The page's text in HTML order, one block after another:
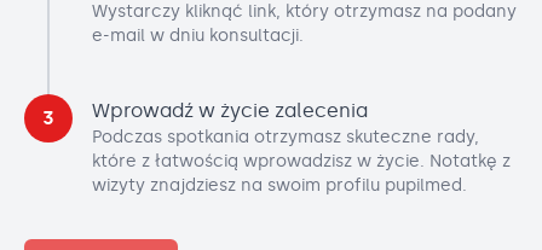
Wystarczy kliknąć link, który otrzymasz na podany
e-mail w dniu konsultacji.
3 Wprowadź w życie zalecenia
Podczas spotkania otrzymasz skuteczne rady,
które z łatwością wprowadzisz w życie. Notatkę z
wizyty znajdziesz na swoim profilu pupilmed.